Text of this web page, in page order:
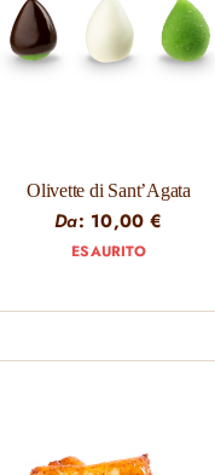
Olivette di Sant’Agata
Da: 10,00€
ESAURITO